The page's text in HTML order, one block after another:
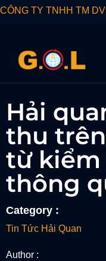
CÔNG TY TNHH TM
Hải
thu
từ kiểm
thông
Category :
Tin Tức Hải Quan
Author :